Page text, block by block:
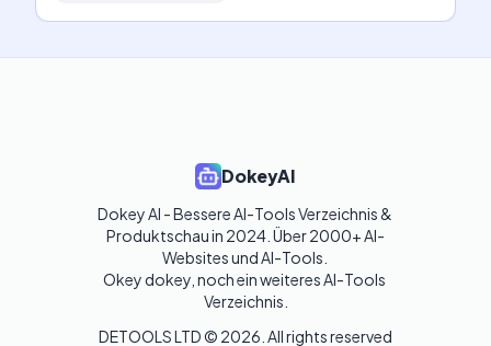
DokeyAI
Dokey AI - Bessere AI-Tools Verzeichnis &
Produktschau in 2024. Über 2000+ AI-
Websites und AI-Tools.
Okey dokey, noch ein weiteres AI-Tools
Verzeichnis.
DETOOLS LTD © 2026 . All rights reserved